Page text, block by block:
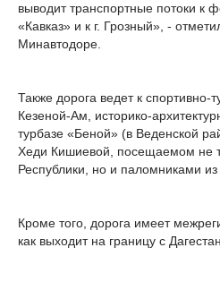
выводит транспортные потоки к
«Кавказ» и к г. Грозный», -
Минавтодоре.
Также дорога ведет к спортивно-
Кезеной-Ам, историко-
турбазе «Беной» (в Веденской
Хеди Кишиевой, посещаемом не
Республики, но и паломниками из
Кроме того, дорога имеет
как выходит на границу с